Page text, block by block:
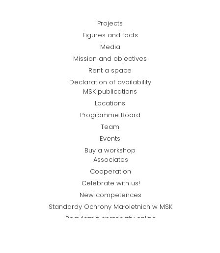
Projects
Figures and facts
Media
Mission and objectives
Rent a space
Declaration of availability
MSK publications
Locations
Programme Board
Team
Events
Buy a workshop
Associates
Cooperation
Celebrate with us!
New competences
Standardy Ochrony Małoletnich w MSK
Regulamin sprzedaży online